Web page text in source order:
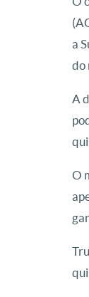
a
do
A
O